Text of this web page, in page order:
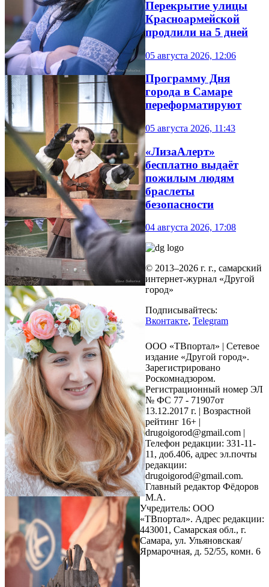
Перекрытие улицы
Красноармейской
продлили на 5 дней
05 августа 2026, 12:06
Программу Дня
города в Самаре
переформатируют
05 августа 2026, 11:43
«ЛизаАлерт»
бесплатно выдаёт
пожилым людям
браслеты
безопасности
04 августа 2026, 17:08
© 2013–2026 г. г., самарский
интернет-журнал «Другой
город»
Подписывайтесь:
Вконтакте, Telegram
ООО «ТВпортал» | Сетевое
издание «Другой город».
Зарегистрировано
Роскомнадзором.
Регистрационный номер ЭЛ
№ ФС 77 - 71907от
13.12.2017 г. | Возрастной
рейтинг 16+ |
drugoigorod@gmail.com
Телефон редакции: 331-11-
11, доб.406, адрес эл.почты
редакции:
drugoigorod@gmail.com.
Главный редактор Фёдоров
М.А.
Учредитель: ООО
«ТВпортал». Адрес редакции:
443001, Самарская обл., г.
Самара, ул. Ульяновская/
Ярмарочная, д. 52/55, комн. 6